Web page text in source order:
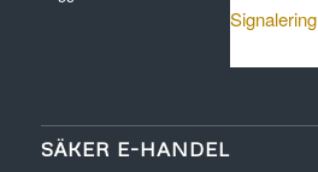
Signalering
SÄKER E-HANDEL